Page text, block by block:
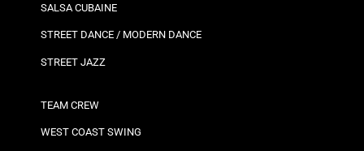
SALSA CUBAINE
STREET DANCE / MODERN DANCE
STREET JAZZ
TEAM CREW
WEST COAST SWING